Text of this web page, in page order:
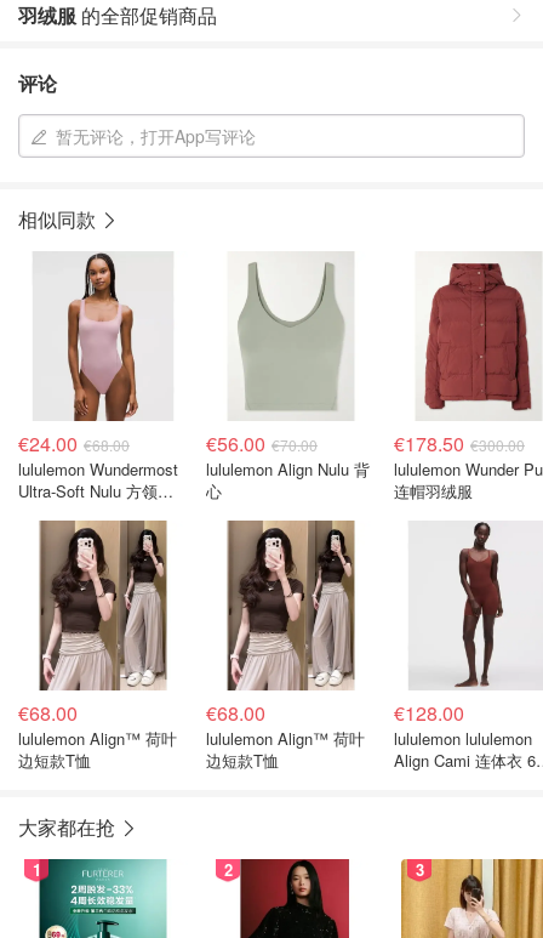
羽绒服 的全部促销商品
评论
暂无评论，打开App写评论
相似同款
€24.00 €68.00
lululemon Wundermost
Ultra-Soft Nulu 方领无
€56.00 €70.00
lululemon Align Nulu 背
心
€178.50 €300.00
lululemon Wunder
连帽羽绒服
€68.00
lululemon Align™ 荷叶
边短款T恤
€68.00
lululemon Align™ 荷叶
边短款T恤
€128.00
lululemon lululemon
Align Cami 连体衣 6
大家都在抢
1 2 3